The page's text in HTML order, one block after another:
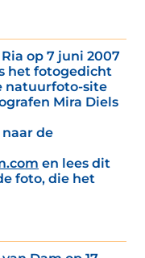
op 7 juni 2007
het fotogedicht
natuurfoto-site
Mira Diels
de
en lees dit
foto, die het